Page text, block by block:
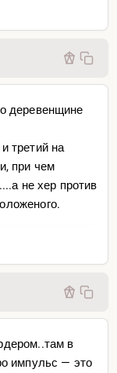
деревенщине
третий на
при чем
не хер против
в
импульс — это